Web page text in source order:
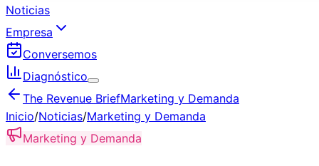
Noticias
Empresa
Conversemos
Diagnóstico
The Revenue BriefMarketing y Demanda
Inicio/Noticias/Marketing y Demanda
Marketing y Demanda